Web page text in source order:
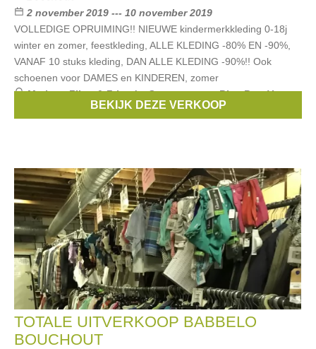
2 november 2019 --- 10 november 2019
VOLLEDIGE OPRUIMING!! NIEUWE kindermerkkleding 0-18j
winter en zomer, feestkleding, ALLE KLEDING -80% EN -90%,
VANAF 10 stuks kleding, DAN ALLE KLEDING -90%!! Ook
schoenen voor DAMES en KINDEREN, zomer
Merken:Filou & Friends,Scapa,strass,Blue Bay,Van
BEKIJK DEZE VERKOOP
TOTALE UITVERKOOP BABBELO
BOUCHOUT